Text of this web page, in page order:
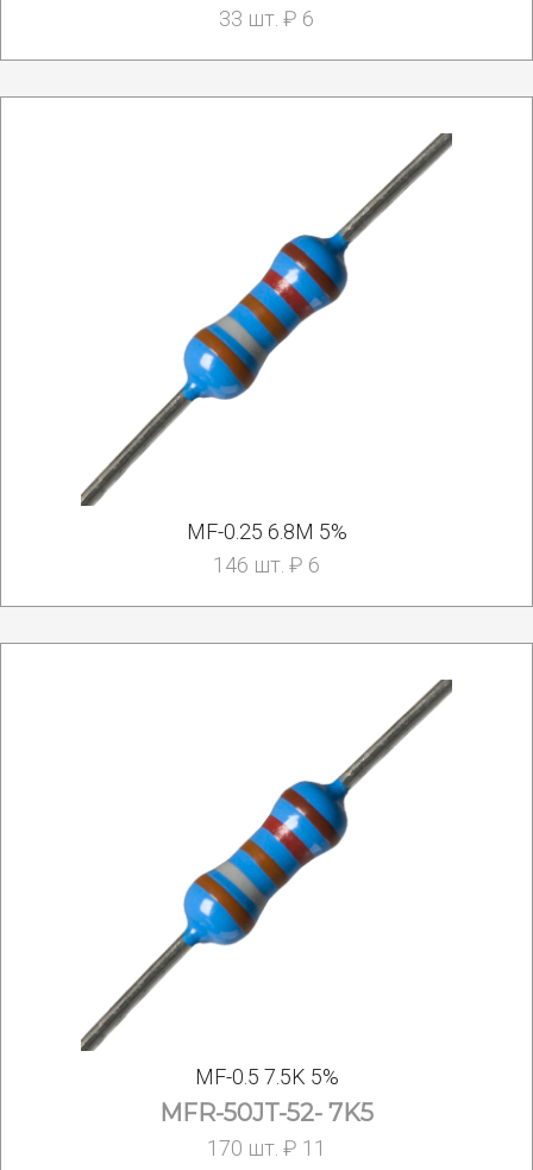
33 шт. ₽ 6
MF-0.25 6.8M 5%
146 шт. ₽ 6
MF-0.5 7.5K 5%
MFR-50JT-52- 7K5
170 шт. ₽ 11